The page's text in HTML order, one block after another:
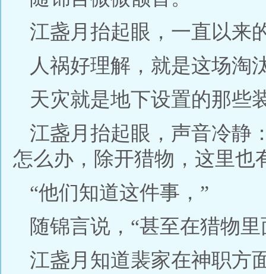
江盏月抬起眼，一直以来
人祸好理解，就是这场淘
天灾就是地下设置的那些
江盏月抬起眼，声音冷静
怎么办，除开猎物，这里也
“他们知道这件事，”
随锦言说，“甚至在猎物
江盏月知道裴家在神职方